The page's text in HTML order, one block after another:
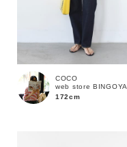
COCO
web store BINGOYA
172cm